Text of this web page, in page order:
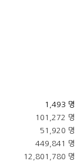
1,493 명
101,272 명
51,920 명
449,841 명
12,801,780 명